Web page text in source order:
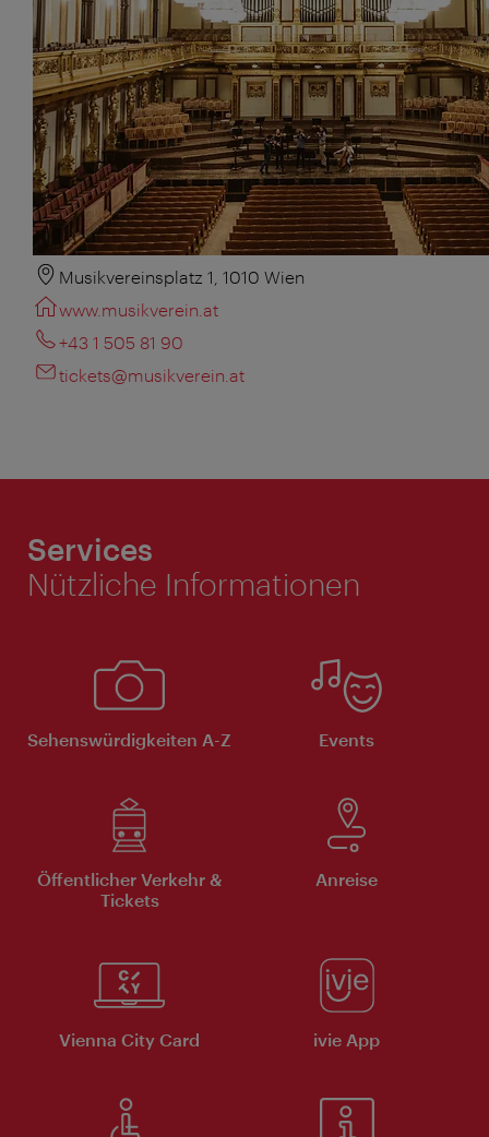
Musikvereinsplatz 1, 1010 Wien
www.musikverein.at
+43 1 505 81 90
tickets@musikverein.at
Services
Nützliche Informationen
Sehenswürdigkeiten A-Z Events
Öffentlicher Verkehr &
Tickets
Anreise
Vienna City Card ivie App